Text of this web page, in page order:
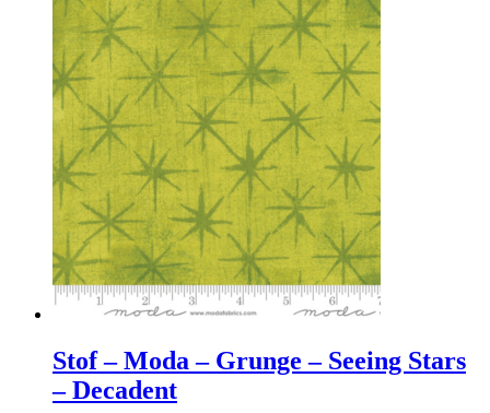
Stof – Moda – Grunge – Seeing Stars
– Decadent